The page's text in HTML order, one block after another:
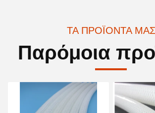
ΤΑ ΠΡΟΪΌΝΤΑ ΜΑΣ
Παρόμοια